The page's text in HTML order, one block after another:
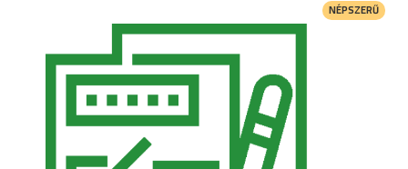
NÉPSZERŰ